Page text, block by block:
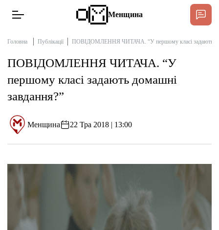
Новини
Інтерв’ю
Тексти
Підтримати
Менщина
Головна Публікації ПОВІДОМЛЕННЯ ЧИТАЧА. “У першому класі задають
ПОВІДОМЛЕННЯ ЧИТАЧА. “У
першому класі задають домашні
завдання?”
Менщина 22 Тра 2018 | 13:00